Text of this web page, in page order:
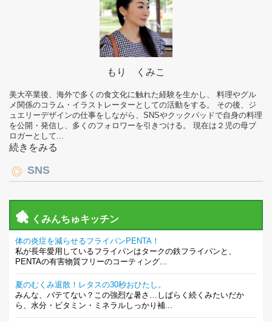
もり くみこ
美大卒業後、海外で多くの食文化に触れた経験を生かし、 料理やグル
メ関係のコラム・イラストレーターとしての活動をする。 その後、ジ
ュエリーデザインの仕事をしながら、SNSやクックパッドで自身の料理
を公開・発信し、多くのフォロワーを引きつける。 現在は２児の母ブ
ロガーとして...
続きをみる
SNS
くみんちゅキッチン
体の炎症を減らせるフライパンPENTA！
私が長年愛用しているフライパンはタークの鉄フライパンと、
PENTAの有害物質フリーのコーティング...
夏のむくみ退散！レタスの30秒おひたし。
みんな、バテてない？この強烈な暑さ…しばらく続くみたいだか
ら、水分・ビタミン・ミネラルしっかり補...